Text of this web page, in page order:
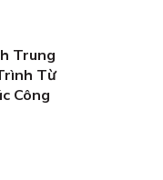
Trung
Từ
Công